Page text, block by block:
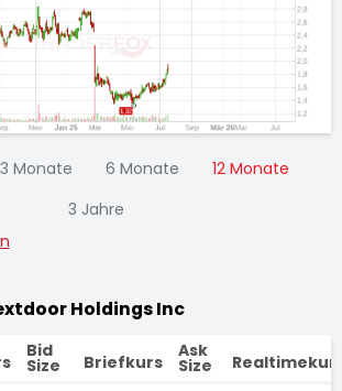
3 Monate 6 Monate
12 Monate
3 Jahre
Holdings Inc
Bid
Size Briefkurs
Ask
Size